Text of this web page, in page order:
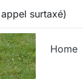
surtaxé)
Home